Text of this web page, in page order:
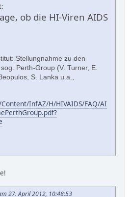
ob die HI-Viren AIDS
Stellungnahme zu den
Perth-Group (V. Turner, E.
S. Lanka u.a.,
InfAZ/H/HIVAIDS/FAQ/AI
27. April 2012, 10:48:53